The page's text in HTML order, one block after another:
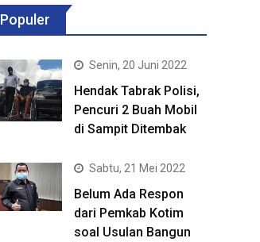
Populer
Senin, 20 Juni 2022
Hendak Tabrak Polisi,
Pencuri 2 Buah Mobil
di Sampit Ditembak
Sabtu, 21 Mei 2022
Belum Ada Respon
dari Pemkab Kotim
soal Usulan Bangun